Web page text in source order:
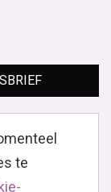
te